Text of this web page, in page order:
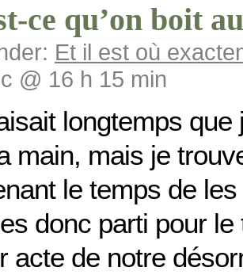
ce qu’on boit
Et il est où
@ 16 h 15 min
longtemps que
main, mais je
le temps de
donc parti pour le
acte de notre